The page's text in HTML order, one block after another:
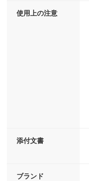
使用上の注意
添付文書
ブランド